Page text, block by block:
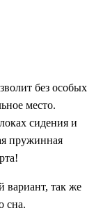
без особых
место.
сидения и
пружинная
вариант, так же
сна.